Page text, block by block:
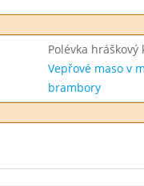
Polévka hráškový
Vepřové maso v
brambory